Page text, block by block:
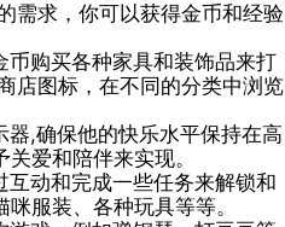
需求，你可以获得金币和经验
币购买各种家具和装饰品来打
店图标，在不同的分类中浏览
器,确保他的快乐水平保持在高
爱和陪伴来实现。
互动和完成一些任务来解锁和
服装、各种玩具等等。